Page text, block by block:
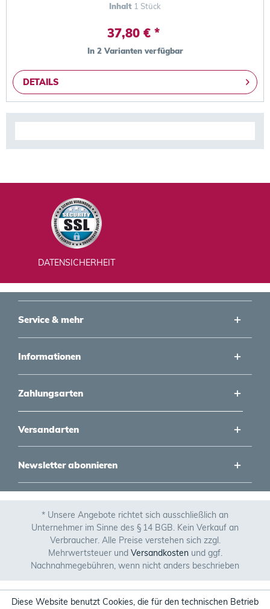
Inhalt 1 Stück
37,80 € *
In 2 Varianten verfügbar
DETAILS
DATENSICHERHEIT
Service & mehr
Informationen
Zahlungsarten
Versandarten
Newsletter abonnieren
* Unsere Angebote richtet sich ausschließlich an
Unternehmer im Sinne des § 14 BGB. Kein Verkauf an
Verbraucher. Alle Preise verstehen sich zzgl.
Mehrwertsteuer und Versandkostenund ggf.
Nachnahmegebühren, wenn nicht anders beschrieben
Diese Website benutzt Cookies, die für den technischen Betrieb